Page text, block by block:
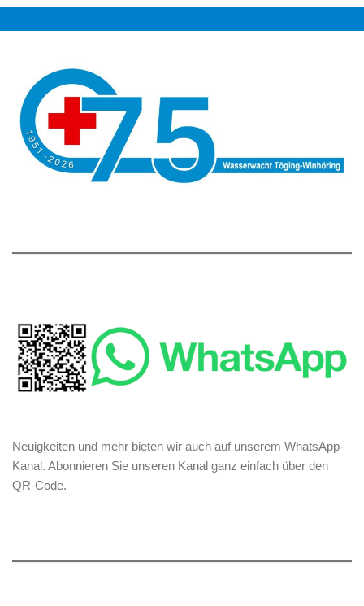
Neuigkeiten und mehr bieten wir auch auf unserem WhatsApp-
Kanal. Abonnieren Sie unseren Kanal ganz einfach über den
QR-Code.